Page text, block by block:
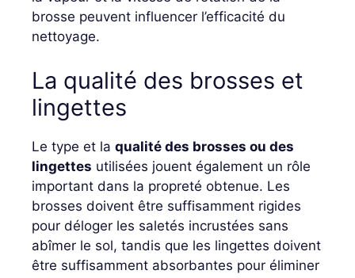
brosse peuvent influencer l’efficacité du
nettoyage.
La qualité des brosses et
lingettes
Le type et la qualité des brosses ou des
lingettes utilisées jouent également un rôle
important dans la propreté obtenue. Les
brosses doivent être suffisamment rigides
pour déloger les saletés incrustées sans
abîmer le sol, tandis que les lingettes doivent
être suffisamment absorbantes pour éliminer